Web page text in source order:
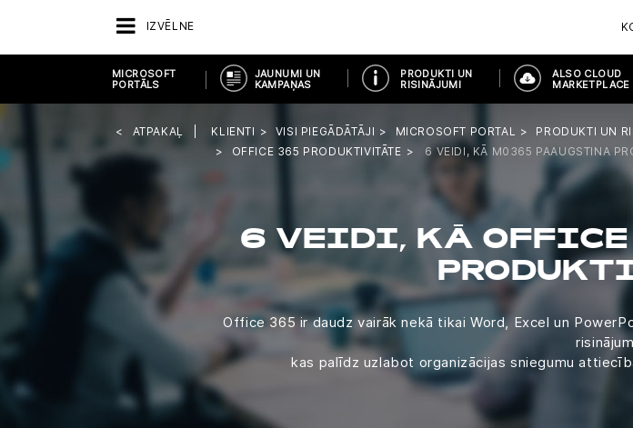
IZVĒLNE
MICROSOFT
PORTĀLS
JAUNUMI UN
KAMPAŅAS
PRODUKTI UN
RISINĀJUMI
ALSO CLOUD
MARKETPLACE
ATPAKAĻ KLIENTI VISI PIEGĀDĀTĀJI MICROSOFT PORTAL PRODUKTI UN
OFFICE 365 PRODUKTIVITĀTE
6 VEIDI, KĀ M0365 PAAUGSTINA
6 VEIDI, KĀ
Office 365 ir daudz vairāk nekā tikai Word, Excel un
kas palīdz uzlabot organizācijas sniegumu